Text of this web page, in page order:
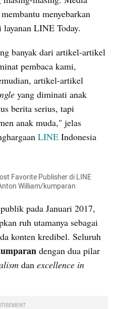
menyebarkan
LINE Today.
pembaca kami,
yang diminati anak
anak muda," jelas
LINE Indonesia
Favorite Publisher di LINE
William/kumparan
ruh utamanya sebagai
konten kredibel. Seluruh
dengan dua pilar
dan excellence in